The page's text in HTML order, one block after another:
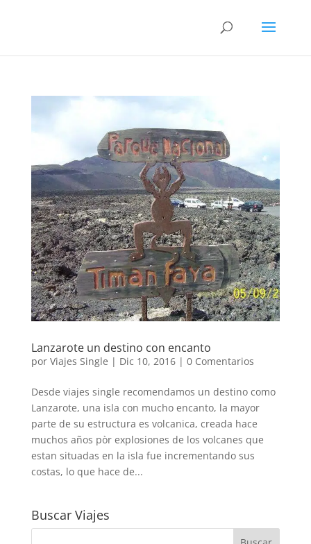
Lanzarote un destino con encanto
por Viajes Single | Dic 10, 2016| 0 Comentarios
Desde viajes single recomendamos un destino como
Lanzarote, una isla con mucho encanto, la mayor
parte de su estructura es volcanica, creada hace
muchos años pòr explosiones de los volcanes que
estan situadas en la isla fue incrementando sus
costas, lo que hace de...
Buscar Viajes